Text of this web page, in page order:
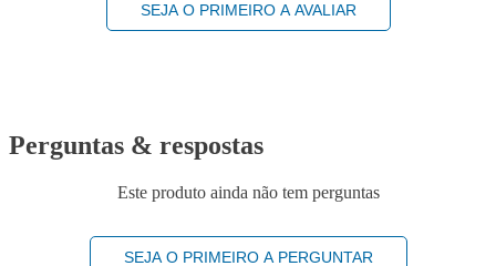
SEJA O PRIMEIRO A AVALIAR
Perguntas & respostas
Este produto ainda não tem perguntas
SEJA O PRIMEIRO A PERGUNTAR